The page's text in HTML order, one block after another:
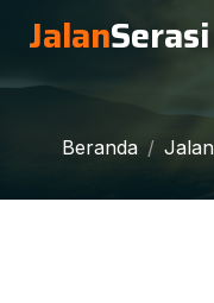
JalanSerasi
Beranda Jalan